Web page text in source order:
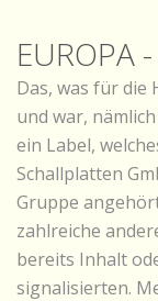
EUROPA
Das, was für
und war,
ein Label,
Schallplatten
Gruppe
zahlreiche
bereits Inhalt
signalisierten.